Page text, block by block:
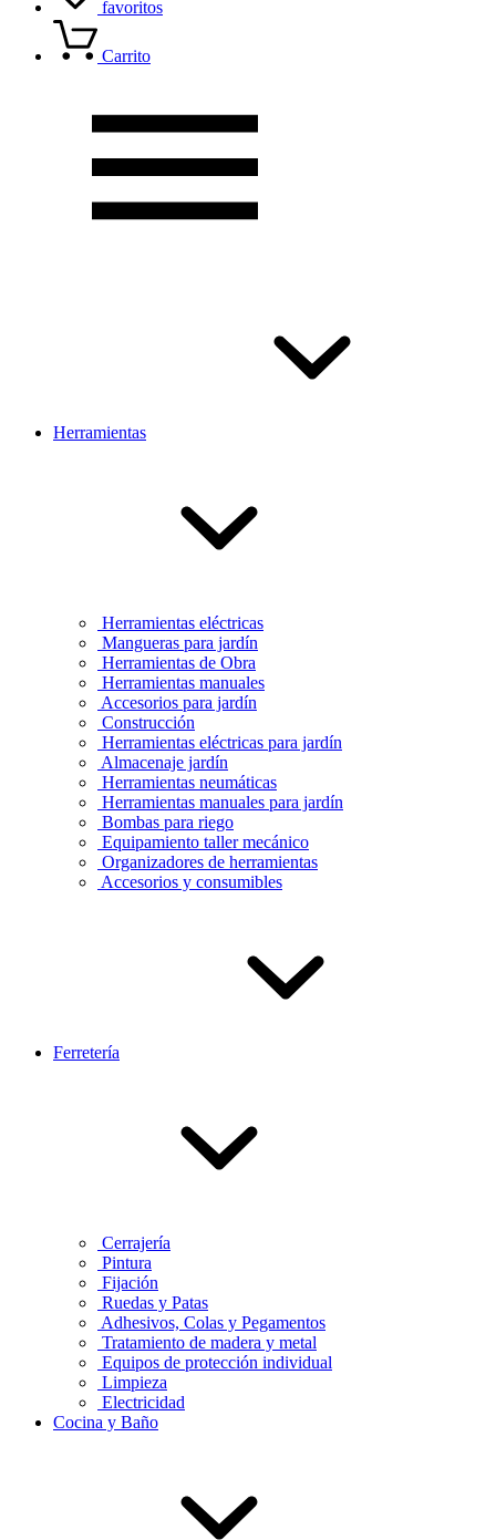
favoritos
Carrito
Herramientas
Herramientas eléctricas
Mangueras para jardín
Herramientas de Obra
Herramientas manuales
Accesorios para jardín
Construcción
Herramientas eléctricas para jardín
Almacenaje jardín
Herramientas neumáticas
Herramientas manuales para jardín
Bombas para riego
Equipamiento taller mecánico
Organizadores de herramientas
Accesorios y consumibles
Ferretería
Cerrajería
Pintura
Fijación
Ruedas y Patas
Adhesivos, Colas y Pegamentos
Tratamiento de madera y metal
Equipos de protección individual
Limpieza
Electricidad
Cocina y Baño